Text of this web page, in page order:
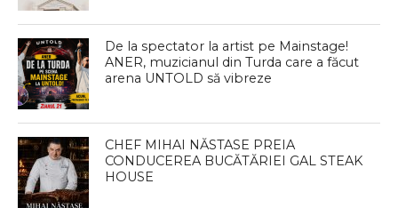
De la spectator la artist pe Mainstage!
ANER, muzicianul din Turda care a făcut
arena UNTOLD să vibreze
CHEF MIHAI NĂSTASE PREIA
CONDUCEREA BUCĂTĂRIEI GAL STEAK
HOUSE